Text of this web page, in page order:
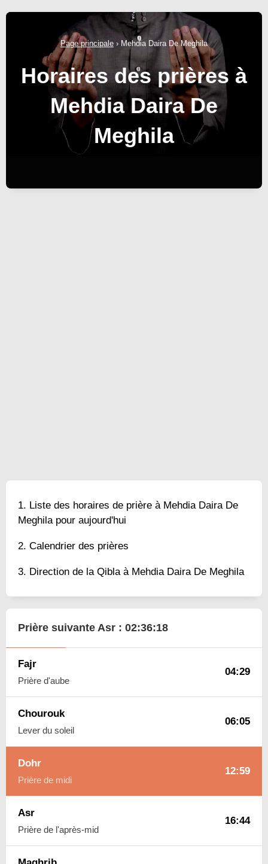
Page principale › Mehdia Daira De Meghila
Horaires des prières à
Mehdia Daira De
Meghila
Liste des horaires de prière à Mehdia Daira De
Meghila pour aujourd'hui
Calendrier des prières
Direction de la Qibla à Mehdia Daira De Meghila
Prière suivante Asr : 02:36:17
Fajr
Prière d'aube
04:29
Chourouk
Lever du soleil
06:05
Dohr
Prière de midi
12:59
Asr
Prière de l'après-mid
16:44